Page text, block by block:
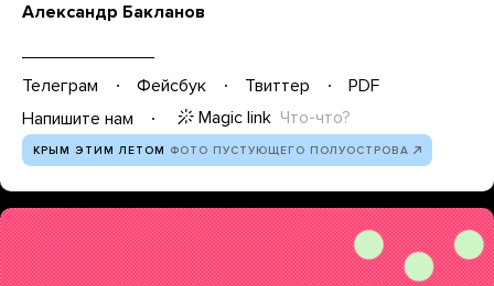
Александр Бакланов
Телеграм Фейсбук Твиттер
PDF
Напишите нам
Magic link Что-что?
КРЫМ ЭТИМ ЛЕТОМ ФОТО ПУСТУЮЩЕГО ПОЛУОСТРОВА